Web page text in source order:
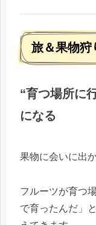
旅＆果物狩
“育つ場所に
になる
果物に会いに出
フルーツが育つ
で育ったんだ」